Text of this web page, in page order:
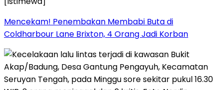
Mencekam! Penembakan Membabi Buta di
Coldharbour Lane Brixton, 4 Orang Jadi Korban